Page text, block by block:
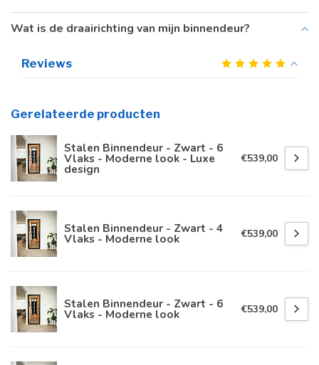
Wat is de draairichting van mijn binnendeur?
Reviews
Gerelateerde producten
Stalen Binnendeur - Zwart - 6
Vlaks - Moderne look - Luxe
design
€539,00
Stalen Binnendeur - Zwart - 4
Vlaks - Moderne look €539,00
Stalen Binnendeur - Zwart - 6
Vlaks - Moderne look €539,00